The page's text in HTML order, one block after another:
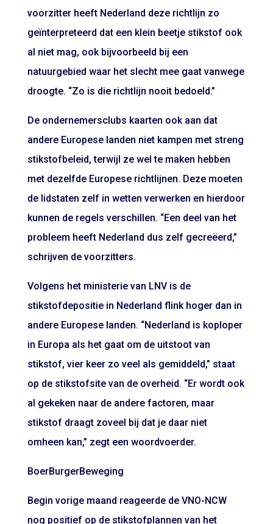
voorzitter heeft Nederland deze richtlijn zo
geïnterpreteerd dat een klein beetje stikstof ook
al niet mag, ook bijvoorbeeld bij een
natuurgebied waar het slecht mee gaat vanwege
droogte. “Zo is die richtlijn nooit bedoeld.”
De ondernemersclubs kaarten ook aan dat
andere Europese landen niet kampen met streng
stikstofbeleid, terwijl ze wel te maken hebben
met dezelfde Europese richtlijnen. Deze moeten
de lidstaten zelf in wetten verwerken en hierdoor
kunnen de regels verschillen. “Een deel van het
probleem heeft Nederland dus zelf gecreëerd,”
schrijven de voorzitters.
Volgens het ministerie van LNV is de
stikstofdepositie in Nederland flink hoger dan in
andere Europese landen. “Nederland is koploper
in Europa als het gaat om de uitstoot van
stikstof, vier keer zo veel als gemiddeld,” staat
op de stikstofsite van de overheid. “Er wordt ook
al gekeken naar de andere factoren, maar
stikstof draagt zoveel bij dat je daar niet
omheen kan,” zegt een woordvoerder.
BoerBurgerBeweging
Begin vorige maand reageerde de VNO-NCW
nog positief op de stikstofplannen van het